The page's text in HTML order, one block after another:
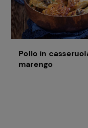
Pollo in
marengo